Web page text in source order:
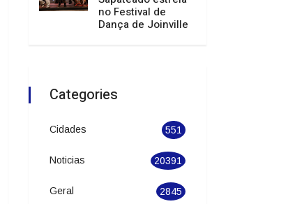
Batalha de
Categories
Cidades 551
Noticias 20391